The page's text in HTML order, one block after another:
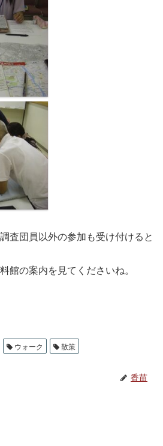
査団員以外の参加も受け付けると
館の案内を見てくださいね。
ウォーク 散策
香苗